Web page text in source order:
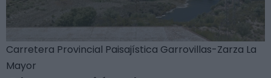
Carretera Provincial Paisajística Garrovillas-Zarza La
Mayor